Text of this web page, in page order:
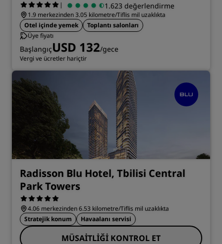
| 1.623 değerlendirme
1.9 merkezinden 3.05 kilometre/Tiflis mil uzaklıkta
Otel içinde yemek
Toplantı salonları
Üye fiyatı
BaşlangıçUSD 132/gece
Vergi ve ücretler hariçtir
Radisson Blu Hotel, Tbilisi Central
Park Towers
4.06 merkezinden 6.53 kilometre/Tiflis mil uzaklıkta
Stratejik konum
Havaalanı servisi
MÜSAITLIĞI KONTROL ET